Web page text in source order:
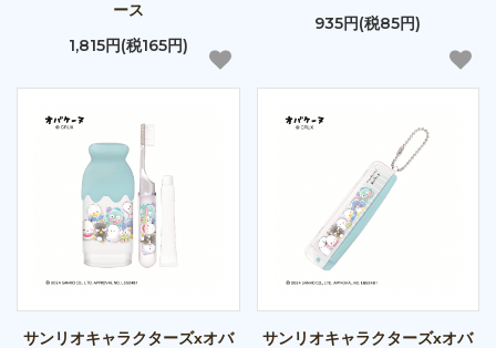
ース
1,815円(税165円)
935円(税85円)
サンリオキャラクターズxオバ
サンリオキャラクターズxオバ